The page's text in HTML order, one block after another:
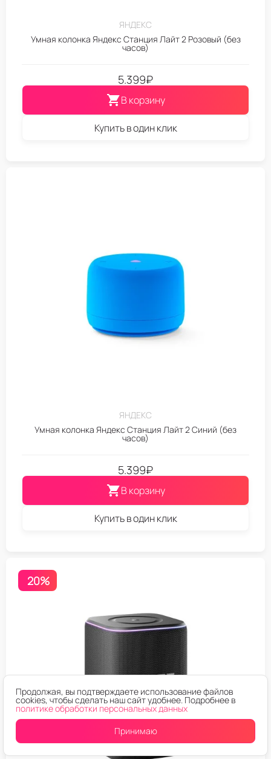
ЯНДЕКС
Умная колонка Яндекс Станция Лайт 2 Розовый (без
часов)
5.399₽
В корзину
Купить в один клик
ЯНДЕКС
Умная колонка Яндекс Станция Лайт 2 Синий (без
часов)
5.399₽
В корзину
Купить в один клик
20%
Продолжая, вы подтверждаете использование файлов
cookies, чтобы сделать наш сайт удобнее. Подробнее в
политике обработки персональных данных
Принимаю